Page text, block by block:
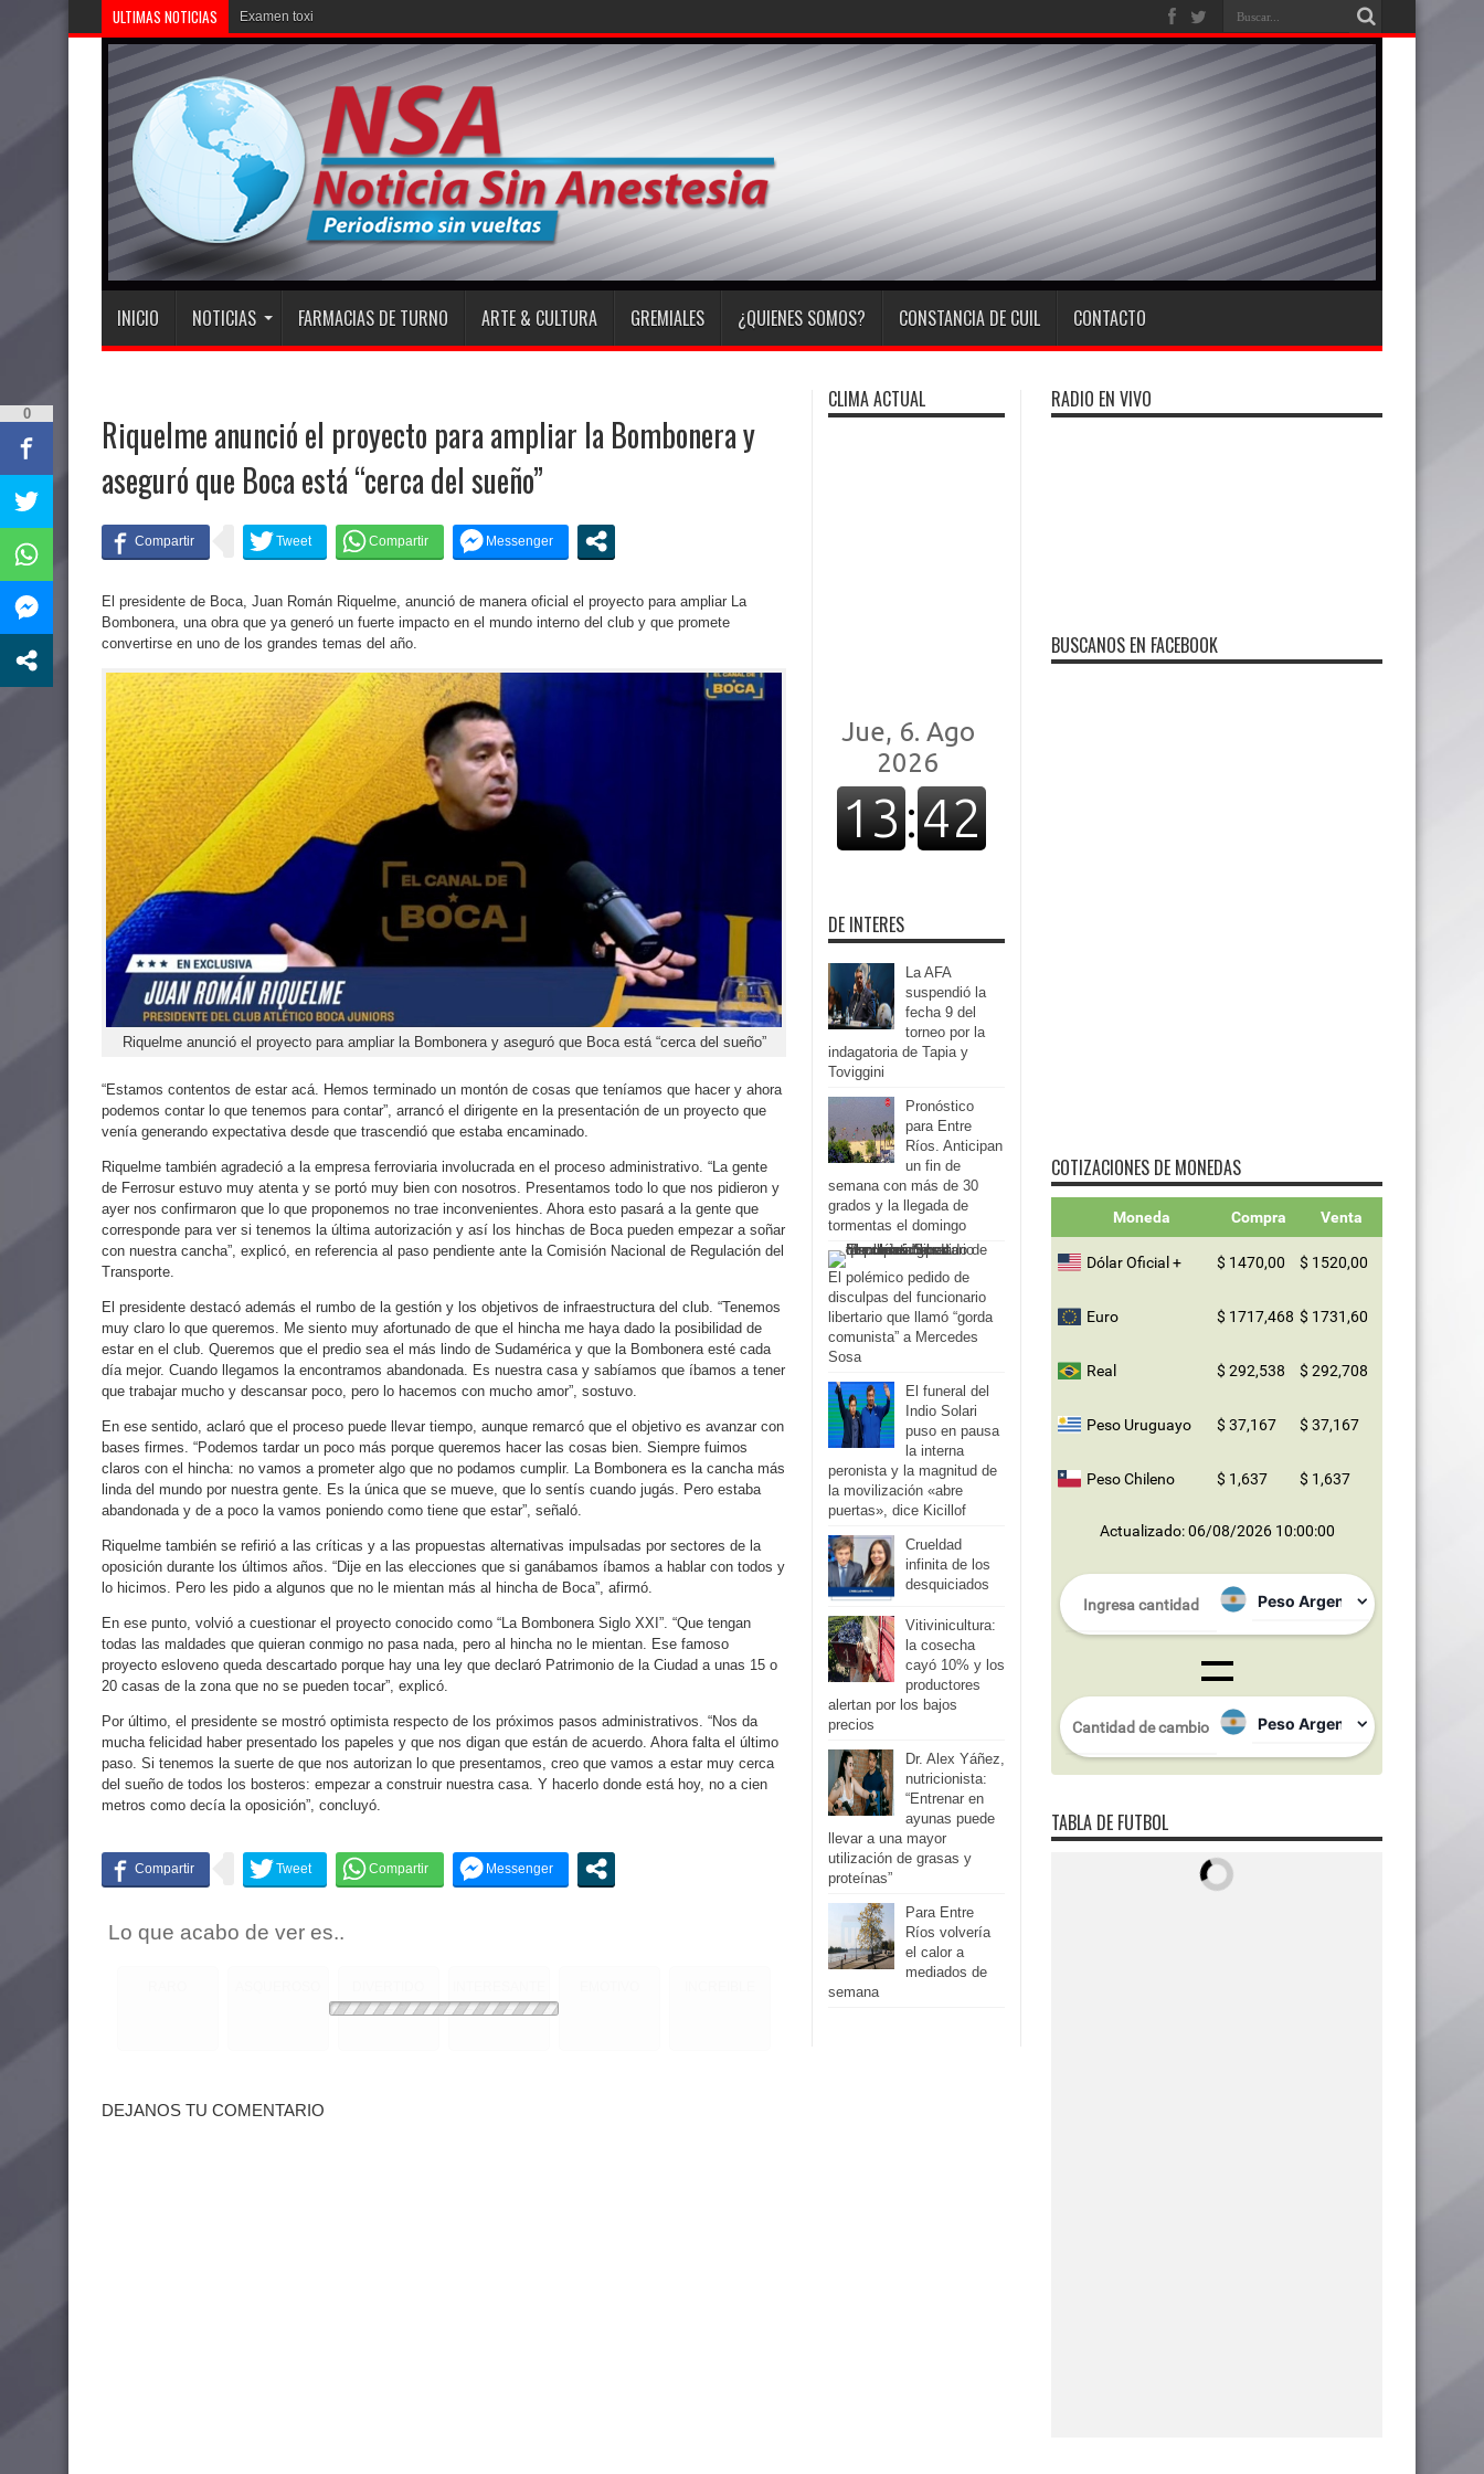
ULTIMAS NOTICIAS Examen toxicológico confirma con
INICIO NOTICIAS FARMACIAS DE TURNO ARTE & CULTURA GREMIALES ¿QUIENES SOMOS? CONSTANCIA DE CUIL CONTACTO
Riquelme anunció el proyecto para ampliar la Bombonera y
aseguró que Boca está “cerca del sueño”
El presidente de Boca, Juan Román Riquelme, anunció de manera oficial el proyecto para ampliar La
Bombonera, una obra que ya generó un fuerte impacto en el mundo interno del club y que promete
convertirse en uno de los grandes temas del año.
Riquelme anunció el proyecto para ampliar la Bombonera y aseguró que Boca está “cerca del sueño”
“Estamos contentos de estar acá. Hemos terminado un montón de cosas que teníamos que hacer y ahora
podemos contar lo que tenemos para contar”, arrancó el dirigente en la presentación de un proyecto que
venía generando expectativa desde que trascendió que estaba encaminado.
Riquelme también agradeció a la empresa ferroviaria involucrada en el proceso administrativo. “La gente
de Ferrosur estuvo muy atenta y se portó muy bien con nosotros. Presentamos todo lo que nos pidieron y
ayer nos confirmaron que lo que proponemos no trae inconvenientes. Ahora esto pasará a la gente que
corresponde para ver si tenemos la última autorización y así los hinchas de Boca pueden empezar a soñar
con nuestra cancha”, explicó, en referencia al paso pendiente ante la Comisión Nacional de Regulación del
Transporte.
El presidente destacó además el rumbo de la gestión y los objetivos de infraestructura del club. “Tenemos
muy claro lo que queremos. Me siento muy afortunado de que el hincha me haya dado la posibilidad de
estar en el club. Queremos que el predio sea el más lindo de Sudamérica y que la Bombonera esté cada
día mejor. Cuando llegamos la encontramos abandonada. Es nuestra casa y sabíamos que íbamos a tener
que trabajar mucho y descansar poco, pero lo hacemos con mucho amor”, sostuvo.
En ese sentido, aclaró que el proceso puede llevar tiempo, aunque remarcó que el objetivo es avanzar con
bases firmes. “Podemos tardar un poco más porque queremos hacer las cosas bien. Siempre fuimos
claros con el hincha: no vamos a prometer algo que no podamos cumplir. La Bombonera es la cancha más
linda del mundo por nuestra gente. Es la única que se mueve, que lo sentís cuando jugás. Pero estaba
abandonada y de a poco la vamos poniendo como tiene que estar”, señaló.
Riquelme también se refirió a las críticas y a las propuestas alternativas impulsadas por sectores de la
oposición durante los últimos años. “Dije en las elecciones que si ganábamos íbamos a hablar con todos y
lo hicimos. Pero les pido a algunos que no le mientan más al hincha de Boca”, afirmó.
En ese punto, volvió a cuestionar el proyecto conocido como “La Bombonera Siglo XXI”. “Que tengan
todas las maldades que quieran conmigo no pasa nada, pero al hincha no le mientan. Ese famoso
proyecto esloveno queda descartado porque hay una ley que declaró Patrimonio de la Ciudad a unas 15 o
20 casas de la zona que no se pueden tocar”, explicó.
Por último, el presidente se mostró optimista respecto de los próximos pasos administrativos. “Nos da
mucha felicidad haber presentado los papeles y que nos digan que están de acuerdo. Ahora falta el último
paso. Si tenemos la suerte de que nos autorizan lo que presentamos, creo que vamos a estar muy cerca
del sueño de todos los bosteros: empezar a construir nuestra casa. Y hacerlo donde está hoy, no a cien
metros como decía la oposición”, concluyó.
Lo que acabo de ver es..
DEJANOS TU COMENTARIO
CLIMA ACTUAL
DE INTERES
La AFA
suspendió la
fecha 9 del
torneo por la
indagatoria de Tapia y
Toviggini
Pronóstico
para Entre
Ríos. Anticipan
un fin de
semana con más de 30
grados y la llegada de
tormentas el domingo
El polémico pedido de
disculpas del funcionario
libertario que llamó “gorda
comunista” a Mercedes
Sosa
El funeral del
Indio Solari
puso en pausa
la interna
peronista y la magnitud de
la movilización «abre
puertas», dice Kicillof
Crueldad
infinita de los
desquiciados
Vitivinicultura:
la cosecha
cayó 10% y los
productores
alertan por los bajos
precios
Dr. Alex Yáñez,
nutricionista:
“Entrenar en
ayunas puede
llevar a una mayor
utilización de grasas y
proteínas”
Para Entre
Ríos volvería
el calor a
mediados de
semana
RADIO EN VIVO
BUSCANOS EN FACEBOOK
COTIZACIONES DE MONEDAS
Moneda Compra Venta
Dólar Oficial + $ 1470,00 $ 1520,00
Euro $ 1717,468 $ 1731,60
Real $ 292,538 $ 292,708
Peso Uruguayo $ 37,167 $ 37,167
Peso Chileno $ 1,637 $ 1,637
Actualizado: 06/08/2026 10:00:00
TABLA DE FUTBOL
0